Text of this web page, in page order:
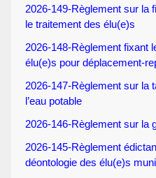
2026-149-Règlement sur la
le traitement des élu(e)s
2026-148-Règlement fixant
élu(e)s pour déplacement-
2026-147-Règlement sur la
l’eau potable
2026-146-Règlement sur la
2026-145-Règlement
déontologie des élu(e)s